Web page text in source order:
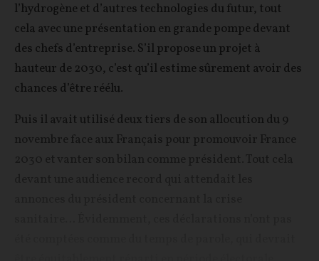
l’hydrogène et d’autres technologies du futur, tout
cela avec une présentation en grande pompe devant
des chefs d’entreprise. S’il propose un projet à
hauteur de 2030, c’est qu’il estime sûrement avoir des
chances d’être réélu.
Puis il avait utilisé deux tiers de son allocution du 9
novembre face aux Français pour promouvoir France